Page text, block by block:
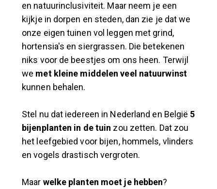
en natuurinclusiviteit. Maar neem je een
kijkje in dorpen en steden, dan zie je dat we
onze eigen tuinen vol leggen met grind,
hortensia's en siergrassen. Die betekenen
niks voor de beestjes om ons heen. Terwijl
we met kleine middelen veel natuurwinst
kunnen behalen.
Stel nu dat iedereen in Nederland en België 5
bijenplanten in de tuin zou zetten. Dat zou
het leefgebied voor bijen, hommels, vlinders
en vogels drastisch vergroten.
Maar welke planten moet je hebben?